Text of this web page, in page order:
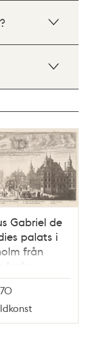
Gabriel de
palats i
från
kyrka